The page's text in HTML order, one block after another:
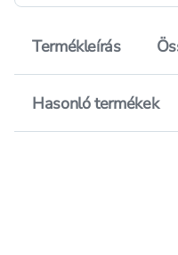
Termékleírás
Hasonló termékek